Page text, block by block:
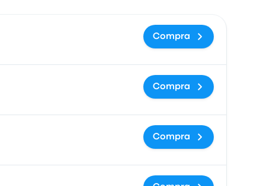
Compra
Compra
Compra